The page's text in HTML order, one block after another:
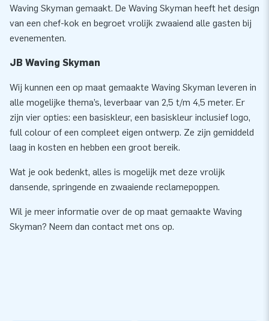
Waving Skyman gemaakt. De Waving Skyman heeft het design
van een chef-kok en begroet vrolijk zwaaiend alle gasten bij
evenementen.
JB Waving Skyman
Wij kunnen een op maat gemaakte Waving Skyman leveren in
alle mogelijke thema’s, leverbaar van 2,5 t/m 4,5 meter. Er
zijn vier opties: een basiskleur, een basiskleur inclusief logo,
full colour of een compleet eigen ontwerp. Ze zijn gemiddeld
laag in kosten en hebben een groot bereik.
Wat je ook bedenkt, alles is mogelijk met deze vrolijk
dansende, springende en zwaaiende reclamepoppen.
Wil je meer informatie over de op maat gemaakte Waving
Skyman? Neem dan contact met ons op.